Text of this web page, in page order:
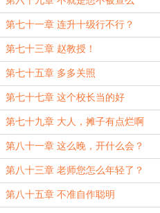
第七十一章 连升十级行不行？
第七十三章 赵教授！
第七十五章 多多关照
第七十七章 这个校长当的好
第七十九章 大人，摊子有点烂啊
第八十一章 这么晚，开什么会？
第八十三章 老师您怎么年轻了？
第八十五章 不准自作聪明